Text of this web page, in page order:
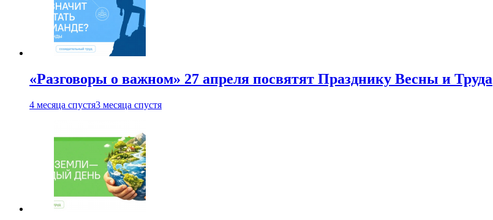
«Разговоры о важном» 27 апреля посвятят Празднику Весны и Труда
4 месяца спустя3 месяца спустя